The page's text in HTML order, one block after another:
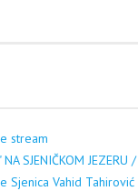
stream
SJENIČKOM
Sjenica Vahid Tahirović